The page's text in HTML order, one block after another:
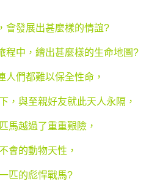
會發展出甚麼樣的情誼?
程中，繪出甚麼樣的生命地圖?
人們都難以保全性命，
，與至親好友就此天人永隔，
馬越過了重重艱險，
會的動物天性，
匹的彪悍戰馬?